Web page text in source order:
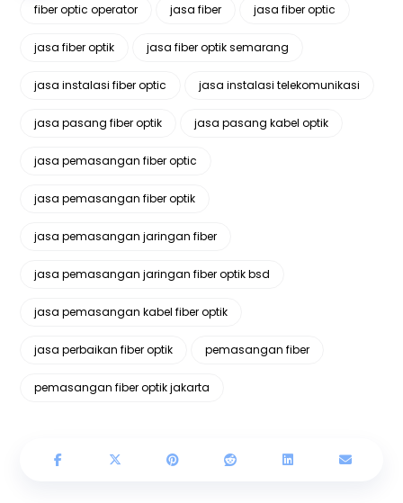
fiber optic operator jasa fiber jasa fiber optic
jasa fiber optik jasa fiber optik semarang
jasa instalasi fiber optic jasa instalasi telekomunikasi
jasa pasang fiber optik jasa pasang kabel optik
jasa pemasangan fiber optic
jasa pemasangan fiber optik
jasa pemasangan jaringan fiber
jasa pemasangan jaringan fiber optik bsd
jasa pemasangan kabel fiber optik
jasa perbaikan fiber optik pemasangan fiber
pemasangan fiber optik jakarta